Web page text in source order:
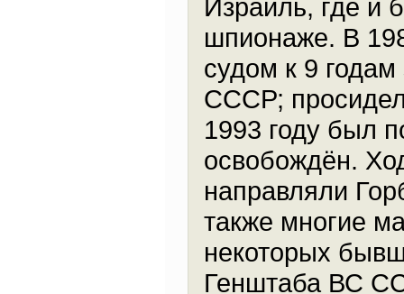
Израиль, где и
шпионаже. В
судом к 9
СССР;
1993 году был
освобождён.
направляли
также многие
некоторых
Генштаба ВС